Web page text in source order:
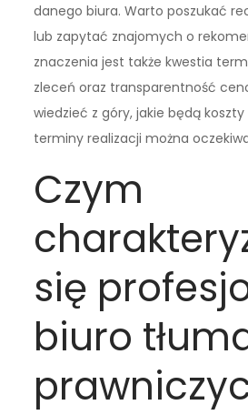
danego biura. Warto poszukać
lub zapytać znajomych o
znaczenia jest także kwestia
zleceń oraz transparentność
wiedzieć z góry, jakie będą koszty
terminy realizacji można
Czym
się
biuro